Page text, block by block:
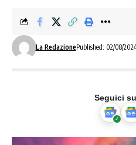
La RedazionePublished: 02/08/
Seguici